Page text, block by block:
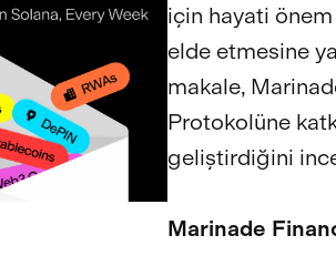
için hayati önem
elde etmesine
makale,
Protokolüne
geliştirdiğini
Marinade